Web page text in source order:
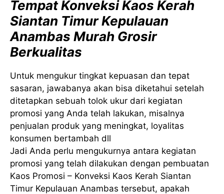
Tempat Konveksi Kaos Kerah
Siantan Timur Kepulauan
Anambas Murah Grosir
Berkualitas
Untuk mengukur tingkat kepuasan dan tepat
sasaran, jawabanya akan bisa diketahui setelah
ditetapkan sebuah tolok ukur dari kegiatan
promosi yang Anda telah lakukan, misalnya
penjualan produk yang meningkat, loyalitas
konsumen bertambah dll
Jadi Anda perlu mengukurnya antara kegiatan
promosi yang telah dilakukan dengan pembuatan
Kaos Promosi – Konveksi Kaos Kerah Siantan
Timur Kepulauan Anambas tersebut, apakah